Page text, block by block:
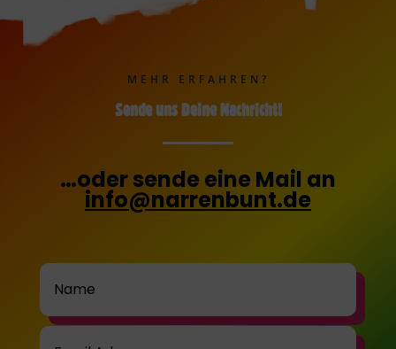
MEHR ERFAHREN?
Sende uns Deine Nachricht!
…oder sende eine Mail an
info@narrenbunt.de